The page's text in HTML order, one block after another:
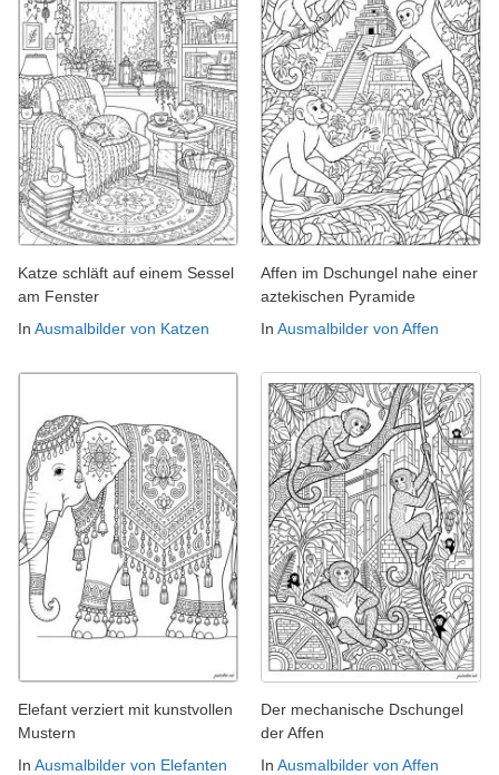
Katze schläft auf einem Sessel
am Fenster
In Ausmalbilder von Katzen
Affen im Dschungel nahe einer
aztekischen Pyramide
In Ausmalbilder von Affen
Elefant verziert mit kunstvollen
Mustern
In Ausmalbilder von Elefanten
Der mechanische Dschungel
der Affen
In Ausmalbilder von Affen